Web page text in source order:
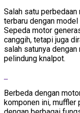
Salah satu
terbaru dengan
Sepeda motor
canggih, tetapi juga
salah satunya
pelindung knalpot.
Berbeda dengan
komponen ini, muffler